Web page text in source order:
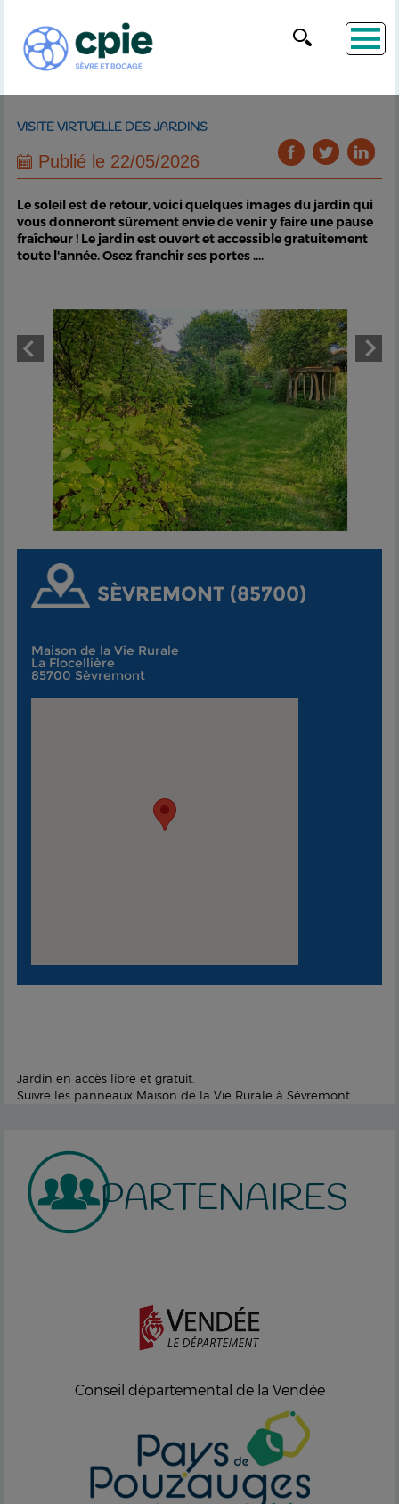
VISITE VIRTUELLE DES JARDINS
Publié le 22/05/2026
Le soleil est de retour, voici quelques images du jardin qui
vous donneront sûrement envie de venir y faire une pause
fraîcheur ! Le jardin est ouvert et accessible gratuitement
toute l'année. Osez franchir ses portes ....
SÈVREMONT (85700)
Maison de la Vie Rurale
La Flocellière
85700 Sèvremont
Jardin en accès libre et gratuit.
Suivre les panneaux Maison de la Vie Rurale à Sévremont.
PARTENAIRES
Conseil départemental de la Vendée